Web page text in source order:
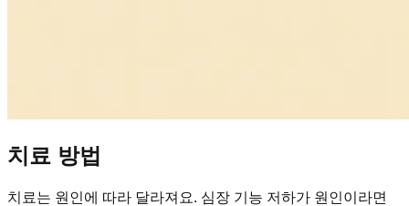
치료 방법
치료는 원인에 따라 달라져요. 심장 기능 저하가 원인이라면